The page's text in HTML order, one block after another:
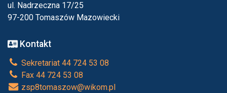
ul. Nadrzeczna 17/25
97-200 Tomaszów Mazowiecki
Kontakt
Sekretariat 44 724 53 08
Fax 44 724 53 08
zsp8tomaszow@wikom.pl